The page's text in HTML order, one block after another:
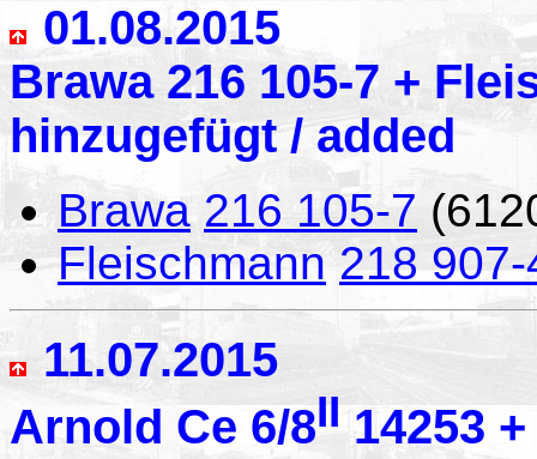
01.08.2015
Brawa 216 105-7 +
hinzugefügt / added
Brawa 216 105-7
Fleischmann 218 907-
11.07.2015
Arnold Ce 6/8II 14253